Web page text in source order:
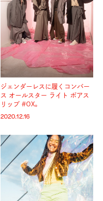
ジェンダーレスに履くコンバー
ス オールスター ライト ボアス
リップ #OX。
2020.12.16